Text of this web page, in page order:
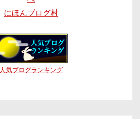
にほんブログ村
人気ブログランキング